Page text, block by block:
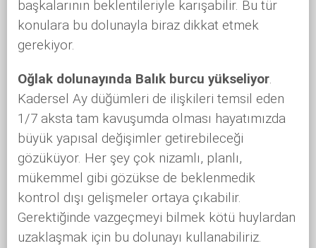
başkalarının beklentileriyle karışabilir. Bu tür
konulara bu dolunayla biraz dikkat etmek
gerekiyor.
Oğlak dolunayında Balık burcu yükseliyor.
Kadersel Ay düğümleri de ilişkileri temsil eden
1/7 aksta tam kavuşumda olması hayatımızda
büyük yapısal değişimler getirebileceği
gözüküyor. Her şey çok nizamlı, planlı,
mükemmel gibi gözükse de beklenmedik
kontrol dışı gelişmeler ortaya çıkabilir.
Gerektiğinde vazgeçmeyi bilmek kötü huylardan
uzaklaşmak için bu dolunayı kullanabiliriz.